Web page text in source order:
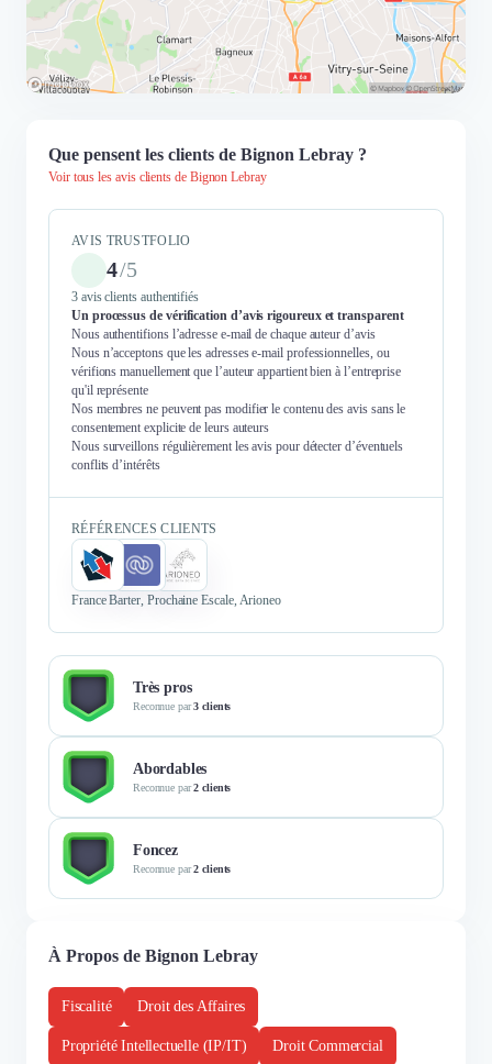
Que pensent les clients de Bignon Lebray ?
Voir tous les avis clients de Bignon Lebray
AVIS TRUSTFOLIO
4/5
3 avis clients authentifiés
Un processus de vérification d’avis rigoureux et transparent
Nous authentifions l’adresse e-mail de chaque auteur d’avis
Nous n’acceptons que les adresses e-mail professionnelles, ou
vérifions manuellement que l’auteur appartient bien à l’entreprise
qu'il représente
Nos membres ne peuvent pas modifier le contenu des avis sans le
consentement explicite de leurs auteurs
Nous surveillons régulièrement les avis pour détecter d’éventuels
conflits d’intérêts
RÉFÉRENCES CLIENTS
France Barter, Prochaine Escale, Arioneo
Très pros
Reconnue par3 clients
Abordables
Reconnue par2 clients
Foncez
Reconnue par2 clients
À Propos de Bignon Lebray
Fiscalité Droit des Affaires
Propriété Intellectuelle (IP/IT) Droit Commercial